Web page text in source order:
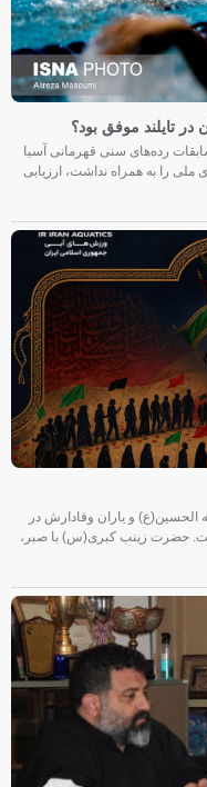
تایلند موفق بود؟
رده‌های سنی قهرمانی آسیا
ملی را به همراه نداشت، ارزیابی
الحسین(ع) و یاران وفادارش در
حضرت زینب کبری(س) با صبر،